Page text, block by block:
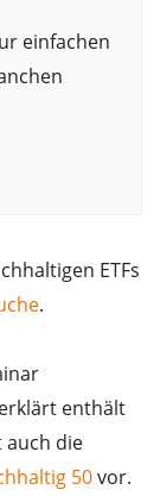
einfachen
ETFs
.
enthält
auch die
50vor.